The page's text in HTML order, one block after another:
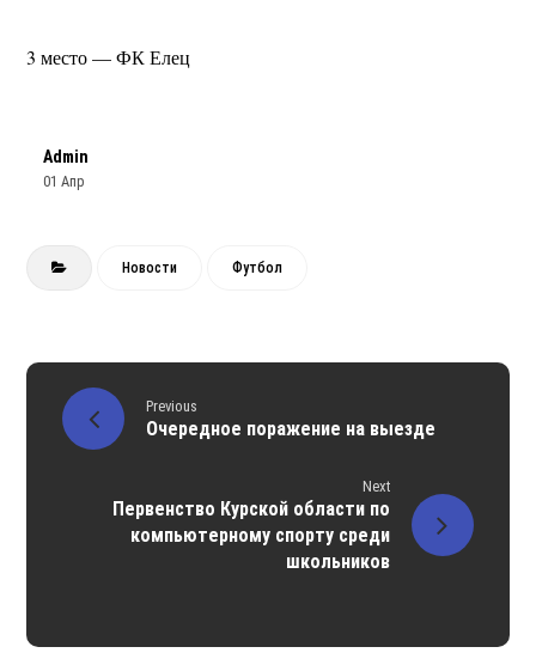
3 место — ФК Елец
Admin
01 Апр
Новости Футбол
Previous
Очередное поражение на выезде
Next
Первенство Курской области по
компьютерному спорту среди
школьников